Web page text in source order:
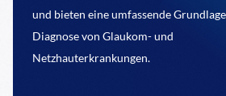
und bieten eine umfassende
Diagnose von Glaukom- und
Netzhauterkrankungen.